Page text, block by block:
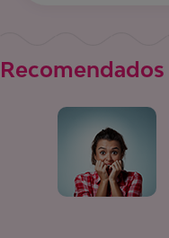
Recomendados